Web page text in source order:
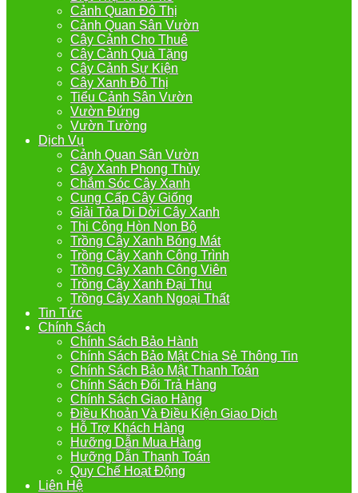
Cảnh Quan Đô Thị
Cảnh Quan Sân Vườn
Cây Cảnh Cho Thuê
Cây Cảnh Quà Tặng
Cây Cảnh Sự Kiện
Cây Xanh Đô Thị
Tiểu Cảnh Sân Vườn
Vườn Đứng
Vườn Tường
Dịch Vụ
Cảnh Quan Sân Vườn
Cây Xanh Phong Thủy
Chắm Sóc Cây Xanh
Cung Cấp Cây Giống
Giải Tỏa Di Dời Cây Xanh
Thi Công Hòn Non Bộ
Trồng Cây Xanh Bóng Mát
Trồng Cây Xanh Công Trình
Trồng Cây Xanh Công Viên
Trồng Cây Xanh Đại Thụ
Trồng Cây Xanh Ngoại Thất
Tin Tức
Chính Sách
Chính Sách Bảo Hành
Chính Sách Bảo Mật Chia Sẻ Thông Tin
Chính Sách Bảo Mật Thanh Toán
Chính Sách Đổi Trả Hàng
Chính Sách Giao Hàng
Điều Khoản Và Điều Kiện Giao Dịch
Hỗ Trợ Khách Hàng
Hưỡng Dẫn Mua Hàng
Hưỡng Dẫn Thanh Toán
Quy Chế Hoạt Động
Liên Hệ